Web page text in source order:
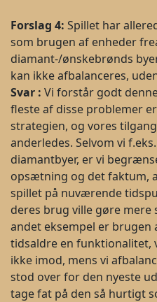
Forslag 4: Spillet har
som brugen af enheder
diamant-/ønskebrønds
kan ikke afbalanceres,
Svar : Vi forstår godt
fleste af disse problemer
strategien, og vores
anderledes. Selvom vi
diamantbyer, er vi
opsætning og det faktum,
spillet på nuværende
deres brug ville gøre mere
andet eksempel er brugen
tidsaldre en funktionalitet,
ikke imod, mens vi
stod over for den nyeste
tage fat på den så hurtigt